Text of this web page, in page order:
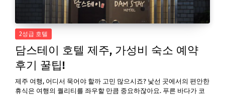
2성급 호텔
담스테이 호텔 제주, 가성비 숙소 예약
후기 꿀팁!
제주 여행, 어디서 묵어야 할까 고민 많으시죠? 낯선 곳에서의 편안한
휴식은 여행의 퀄리티를 좌우할 만큼 중요하잖아요. 푸른 바다가 코